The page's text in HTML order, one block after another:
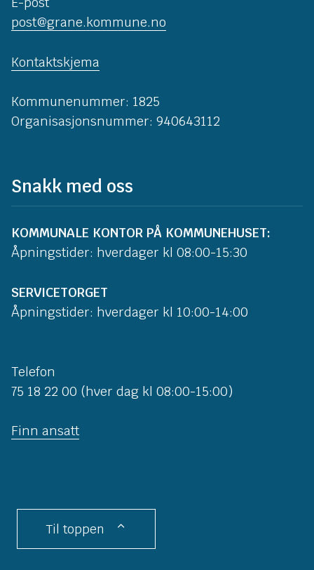
post@grane.kommune.no
Kontaktskjema
Kommunenummer: 1825
Organisasjonsnummer: 940643112
Snakk med oss
KOMMUNALE KONTOR PÅ KOMMUNEHUSET:
Åpningstider: hverdager kl 08:00-15:30
SERVICETORGET
Åpningstider: hverdager kl 10:00-14:00
Telefon
75 18 22 00 (hver dag kl 08:00-15:00)
Finn ansatt
Til toppen